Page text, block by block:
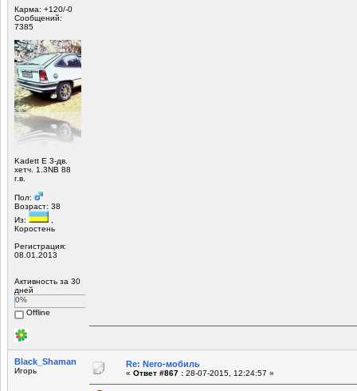
Карма: +120/-0
Сообщений:
7385
Kadett E 3-дв.
хетч. 1.3NB 88
г.в.
Пол:
Возраст: 38
Из:
Коростень
Регистрация:
08.01.2013
Активность за 30
дней
0%
Offline
Black_Shaman
Игорь
Re: Nero-мобиль
« Ответ #867 : 28-07-2015, 12:24:57 »